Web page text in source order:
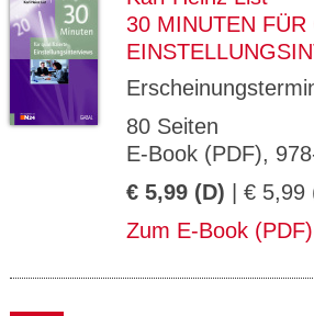
30 MINUTEN
80 Seiten
E-Book (PDF),
€ 5,99 (D) | € 5,99
Zum E-Book (PDF)